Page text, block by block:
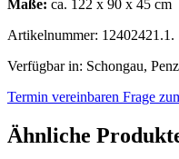
Maße: ca. 122 x 90 x 45 cm
Artikelnummer: 12402421.1.
Verfügbar in: Schongau,
Termin vereinbaren Frage
Ähnliche